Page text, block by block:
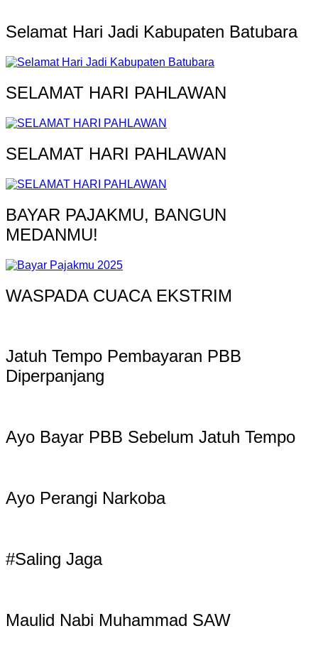
Selamat Hari Jadi Kabupaten Batubara
SELAMAT HARI PAHLAWAN
SELAMAT HARI PAHLAWAN
BAYAR PAJAKMU, BANGUN
MEDANMU!
WASPADA CUACA EKSTRIM
Jatuh Tempo Pembayaran PBB
Diperpanjang
Ayo Bayar PBB Sebelum Jatuh Tempo
Ayo Perangi Narkoba
#Saling Jaga
Maulid Nabi Muhammad SAW